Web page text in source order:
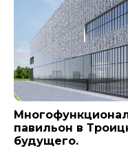
павильон в
будущего.